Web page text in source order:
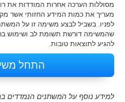
מסוללות הערכה אחרות המודדות את
מעריך את כמות המידע החזותי אשר
לפניו. בשביל לבצע משימה זו על
שהמשימה דורשת תשומת לב ושימוש
להגיע לתוצאות טובות.
התחל
למידע נוסף על המשתנים הנמדדים